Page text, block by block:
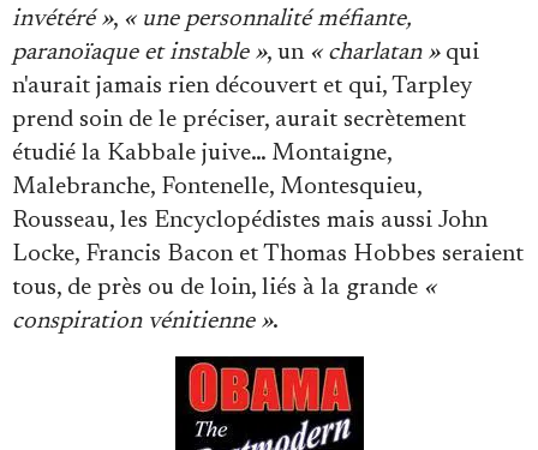
invétéré », « une personnalité méfiante,
paranoïaque et instable », un « charlatan »qui
n'aurait jamais rien découvert et qui, Tarpley
prend soin de le préciser, aurait secrètement
étudié la Kabbale juive… Montaigne,
Malebranche, Fontenelle, Montesquieu,
Rousseau, les Encyclopédistes mais aussi John
Locke, Francis Bacon et Thomas Hobbes seraient
tous, de près ou de loin, liés à la grande «
conspiration vénitienne ».